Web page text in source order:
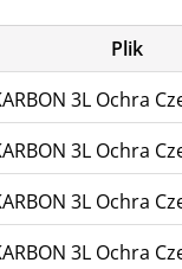
Plik
3L Ochra
3L Ochra
3L Ochra
3L Ochra